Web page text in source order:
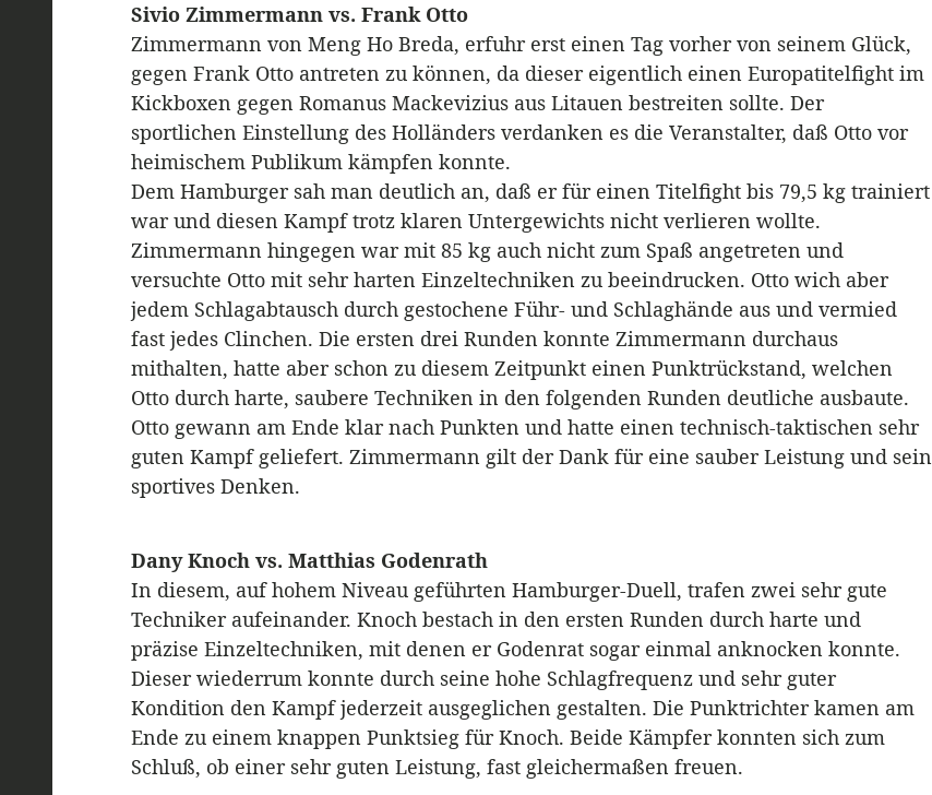
Sivio Zimmermann vs. Frank Otto
Zimmermann von Meng Ho Breda, erfuhr erst einen Tag vorher von seinem Glück,
gegen Frank Otto antreten zu können, da dieser eigentlich einen Europatitelfight im
Kickboxen gegen Romanus Mackevizius aus Litauen bestreiten sollte. Der
sportlichen Einstellung des Holländers verdanken es die Veranstalter, daß Otto vor
heimischem Publikum kämpfen konnte.
Dem Hamburger sah man deutlich an, daß er für einen Titelfight bis 79,5 kg trainiert
war und diesen Kampf trotz klaren Untergewichts nicht verlieren wollte.
Zimmermann hingegen war mit 85 kg auch nicht zum Spaß angetreten und
versuchte Otto mit sehr harten Einzeltechniken zu beeindrucken. Otto wich aber
jedem Schlagabtausch durch gestochene Führ- und Schlaghände aus und vermied
fast jedes Clinchen. Die ersten drei Runden konnte Zimmermann durchaus
mithalten, hatte aber schon zu diesem Zeitpunkt einen Punktrückstand, welchen
Otto durch harte, saubere Techniken in den folgenden Runden deutliche ausbaute.
Otto gewann am Ende klar nach Punkten und hatte einen technisch-taktischen sehr
guten Kampf geliefert. Zimmermann gilt der Dank für eine sauber Leistung und sein
sportives Denken.
Dany Knoch vs. Matthias Godenrath
In diesem, auf hohem Niveau geführten Hamburger-Duell, trafen zwei sehr gute
Techniker aufeinander. Knoch bestach in den ersten Runden durch harte und
präzise Einzeltechniken, mit denen er Godenrat sogar einmal anknocken konnte.
Dieser wiederrum konnte durch seine hohe Schlagfrequenz und sehr guter
Kondition den Kampf jederzeit ausgeglichen gestalten. Die Punktrichter kamen am
Ende zu einem knappen Punktsieg für Knoch. Beide Kämpfer konnten sich zum
Schluß, ob einer sehr guten Leistung, fast gleichermaßen freuen.